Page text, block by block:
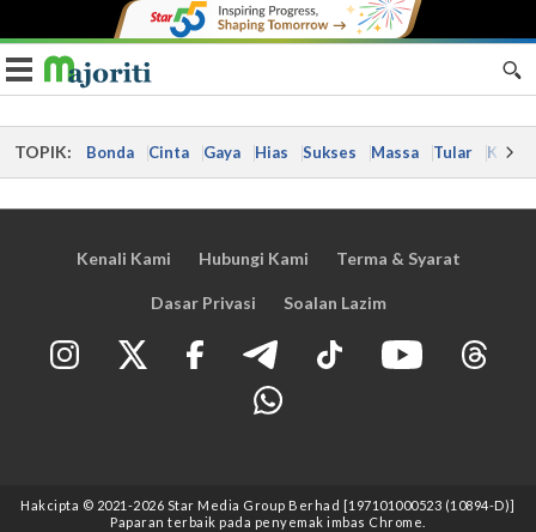
Toggle navigation
TOPIK: Bonda Cinta Gaya Hias Sukses Massa Tular Kes
Kenali Kami Hubungi Kami Terma & Syarat
Dasar Privasi Soalan Lazim
Hakcipta © 2021 -2026 Star Media Group Berhad [197101000523 (10894-D)]
Paparan terbaik pada penyemak imbas Chrome.